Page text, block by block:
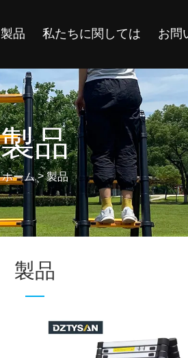
製品 私たちに関しては お問
製品
ホーム>製品
製品